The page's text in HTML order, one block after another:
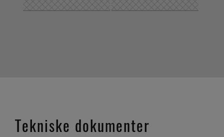
Tekniske dokumenter